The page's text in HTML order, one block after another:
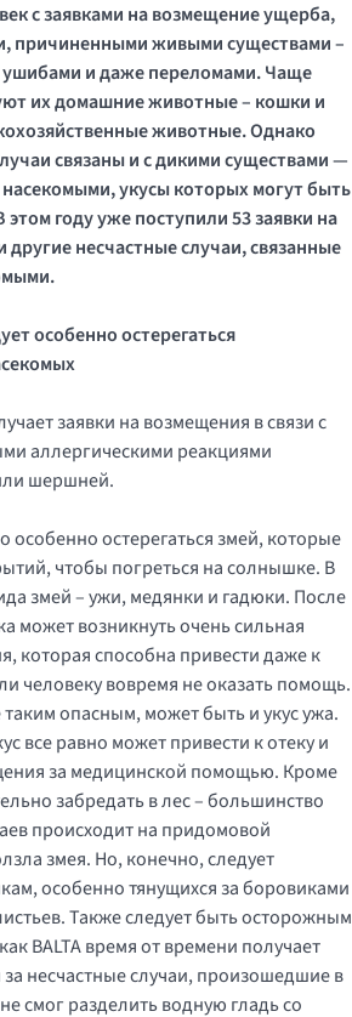
с заявками на возмещение ущерба,
причиненными живыми существами –
ушибами и даже переломами. Чаще
их домашние животные – кошки и
животные. Однако
связаны и с дикими существами —
укусы которых могут быть
году уже поступили 53 заявки на
другие несчастные случаи, связанные
особенно остерегаться
заявки на возмещения в связи с
аллергическими реакциями
шершней.
особенно остерегаться змей, которые
чтобы погреться на солнышке. В
змей – ужи, медянки и гадюки. После
может возникнуть очень сильная
которая способна привести даже к
человеку вовремя не оказать помощь.
опасным, может быть и укус ужа.
все равно может привести к отеку и
за медицинской помощью. Кроме
забредать в лес – большинство
происходит на придомовой
змея. Но, конечно, следует
особенно тянущихся за боровиками
Также следует быть осторожным
BALTA время от времени получает
несчастные случаи, произошедшие в
смог разделить водную гладь со